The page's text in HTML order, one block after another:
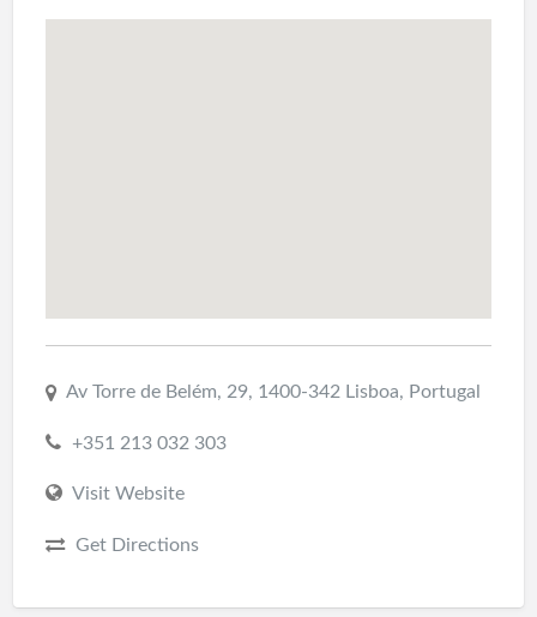
Av Torre de Belém, 29, 1400-342 Lisboa, Portugal
+351 213 032 303
Visit Website
Get Directions